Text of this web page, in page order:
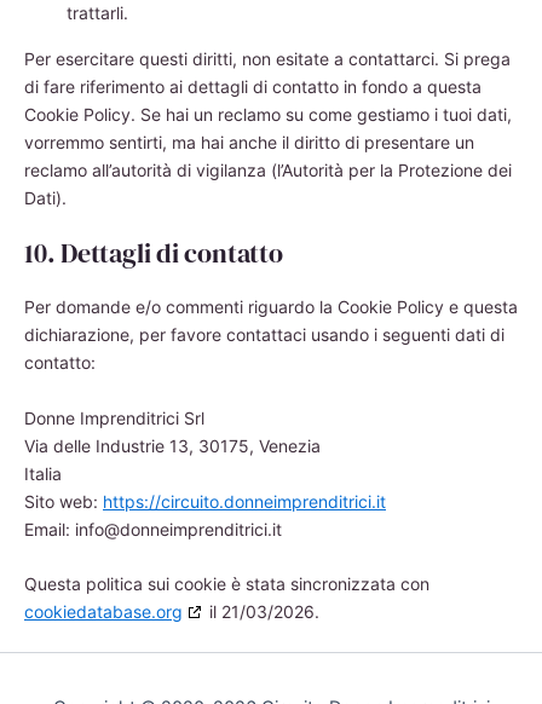
trattarli.
Per esercitare questi diritti, non esitate a contattarci. Si prega
di fare riferimento ai dettagli di contatto in fondo a questa
Cookie Policy. Se hai un reclamo su come gestiamo i tuoi dati,
vorremmo sentirti, ma hai anche il diritto di presentare un
reclamo all’autorità di vigilanza (l’Autorità per la Protezione dei
Dati).
10. Dettagli di contatto
Per domande e/o commenti riguardo la Cookie Policy e questa
dichiarazione, per favore contattaci usando i seguenti dati di
contatto:
Donne Imprenditrici Srl
Via delle Industrie 13, 30175, Venezia
Italia
Sito web: https://circuito.donneimprenditrici.it
Email: info@donneimprenditrici.it
Questa politica sui cookie è stata sincronizzata con
cookiedatabase.org
il 21/03/2026.